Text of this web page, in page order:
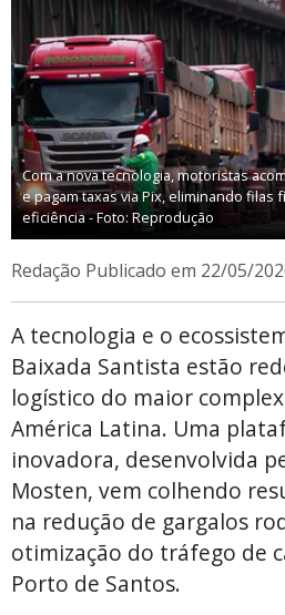
Com a nova tecnologia, motoristas
e pagam taxas via Pix, eliminando filas
eficiência - Foto: Reprodução
Redação Publicado em 22/05/
A tecnologia e o
Baixada Santista estão
logístico do maior
América Latina. Uma
inovadora, desenvolvida
Mosten, vem colhendo
na redução de gargalos
otimização do tráfego de
Porto de Santos.